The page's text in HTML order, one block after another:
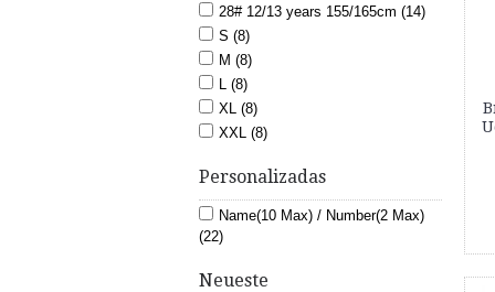
28# 12/13 years 155/165cm (14)
S (8)
M (8)
L (8)
XL (8)
XXL (8)
Personalizadas
Name(10 Max) / Number(2 Max)
(22)
Neueste